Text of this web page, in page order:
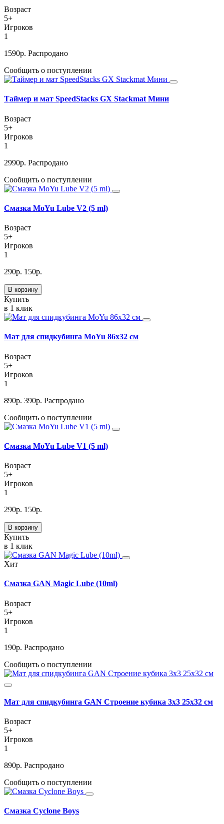
Возраст
5+
Игроков
1
1590р. Распродано
Сообщить о поступлении
Таймер и мат SpeedStacks GX Stackmat Мини
Возраст
5+
Игроков
1
2990р. Распродано
Сообщить о поступлении
Смазка MoYu Lube V2 (5 ml)
Возраст
5+
Игроков
1
290р. 150р.
В корзину
Купить
в 1 клик
Мат для спидкубинга MoYu 86х32 см
Возраст
5+
Игроков
1
890р. 390р. Распродано
Сообщить о поступлении
Смазка MoYu Lube V1 (5 ml)
Возраст
5+
Игроков
1
290р. 150р.
В корзину
Купить
в 1 клик
Хит
Смазка GAN Magic Lube (10ml)
Возраст
5+
Игроков
1
190р. Распродано
Сообщить о поступлении
Мат для спидкубинга GAN Строение кубика 3х3 25x32 см
Возраст
5+
Игроков
1
890р. Распродано
Сообщить о поступлении
Смазка Cyclone Boys